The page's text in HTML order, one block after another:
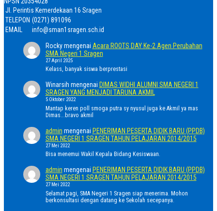
Jl. Perintis Kemerdekaan 16 Sragen
TELEPON (0271) 891096
EMAIL
info@sman1sragen.sch.id
Rockymengenai Acara ROOTS DAY Ke-2 Agen Perubahan
SMA Negeri 1 Sragen
27 April 2025
Kelass, banyak siswa berprestasi
Winarsih mengenai DIMAS WIDHI ALUMNI SMA NEGERI 1
SRAGEN YANG MENJADI TARUNA AKMIL
5 Oktober 2022
Mantap keren poll smoga putra sy nyusul juga ke Akmil ya mas
Dimas...bravo akmil
admin mengenai PENERIMAN PESERTA DIDIK BARU (PPDB)
SMA NEGERI 1 SRAGEN TAHUN PELAJARAN 2014/2015
27 Mei 2022
Bisa menemui Wakil Kepala Bidang Kesiswaan.
admin mengenai PENERIMAN PESERTA DIDIK BARU (PPDB)
SMA NEGERI 1 SRAGEN TAHUN PELAJARAN 2014/2015
27 Mei 2022
Selamat pagi, SMA Negeri 1 Sragen siap menerima. Mohon
berkonsultasi dengan datang ke Sekolah secepanya.